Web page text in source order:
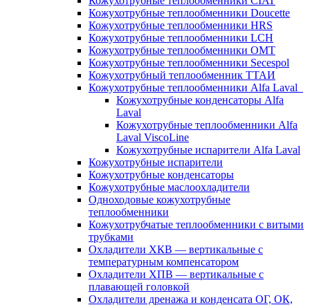
Кожухотрубные теплообменники Doucette
Кожухотрубные теплообменники HRS
Кожухотрубные теплообменники LCH
Кожухотрубные теплообменники OMT
Кожухотрубные теплообменники Secespol
Кожухотрубный теплообменник ТТАИ
Кожухотрубные теплообменники Alfa Laval
Кожухотрубные конденсаторы Alfa
Laval
Кожухотрубные теплообменники Alfa
Laval ViscoLine
Кожухотрубные испарители Alfa Laval
Кожухотрубные испарители
Кожухотрубные конденсаторы
Кожухотрубные маслоохладители
Одноходовые кожухотрубные
теплообменники
Кожухотрубчатые теплообменники с витыми
трубками
Охладители ХКВ — вертикальные с
температурным компенсатором
Охладители ХПВ — вертикальные с
плавающей головкой
Охладители дренажа и конденсата ОГ, ОК,